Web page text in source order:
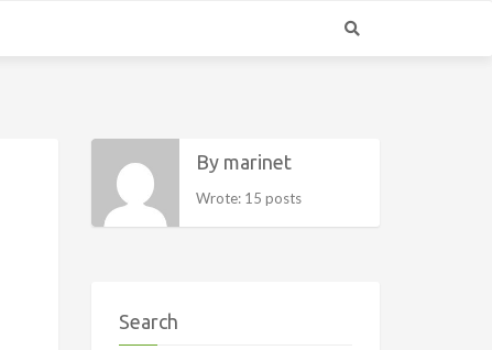
By marinet
Wrote: 15 posts
Search